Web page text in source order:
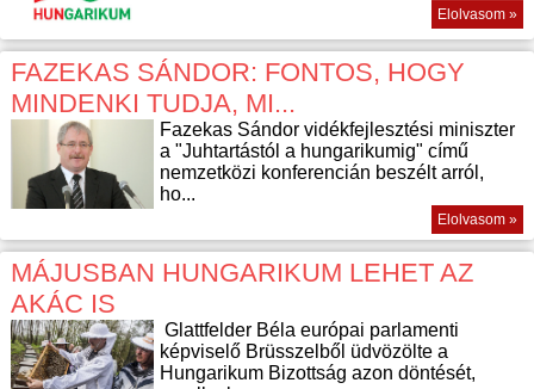
Elolvasom »
FAZEKAS SÁNDOR: FONTOS, HOGY
MINDENKI TUDJA, MI...
Fazekas Sándor vidékfejlesztési miniszter
a "Juhtartástól a hungarikumig" című
nemzetközi konferencián beszélt arról,
ho...
Elolvasom »
MÁJUSBAN HUNGARIKUM LEHET AZ
AKÁC IS
Glattfelder Béla európai parlamenti
képviselő Brüsszelből üdvözölte a
Hungarikum Bizottság azon döntését,